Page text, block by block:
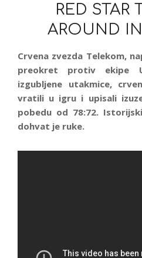
RED STAR
AROUND
Crvena zvezda Telekom,
preokret protiv ekipe
izgubljene utakmice,
vratili u igru i upisali
pobedu od 78:72.
dohvat je ruke.